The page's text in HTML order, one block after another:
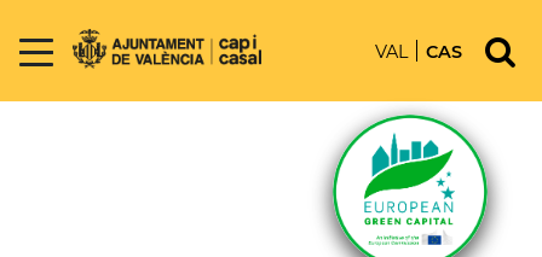
VAL CAS